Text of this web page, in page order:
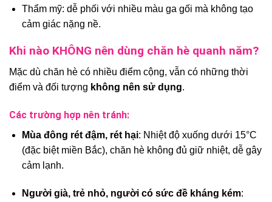
Thẩm mỹ: dễ phối với nhiều màu ga gối mà không tạo
cảm giác nặng nề.
Khi nào KHÔNG nên dùng chăn hè quanh năm?
Mặc dù chăn hè có nhiều điểm cộng, vẫn có những thời
điểm và đối tượng không nên sử dụng.
Các trường hợp nên tránh:
Mùa đông rét đậm, rét hại: Nhiệt độ xuống dưới 15°C
(đặc biệt miền Bắc), chăn hè không đủ giữ nhiệt, dễ gây
cảm lạnh.
Người già, trẻ nhỏ, người có sức đề kháng kém: